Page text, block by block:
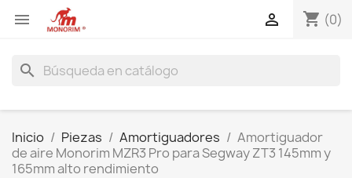
 shopping_cart (0)

search
Inicio Piezas Amortiguadores
Amortiguador
de aire Monorim MZR3 Pro para Segway ZT3 145mm y
165mm alto rendimiento